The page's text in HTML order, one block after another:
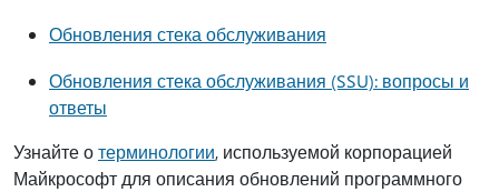
Обновления стека обслуживания
Обновления стека обслуживания (SSU): вопросы и
ответы
Узнайте отерминологии, используемой корпорацией
Майкрософт для описания обновлений программного